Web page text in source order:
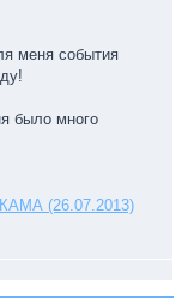
меня события
было много
(26.07.2013)